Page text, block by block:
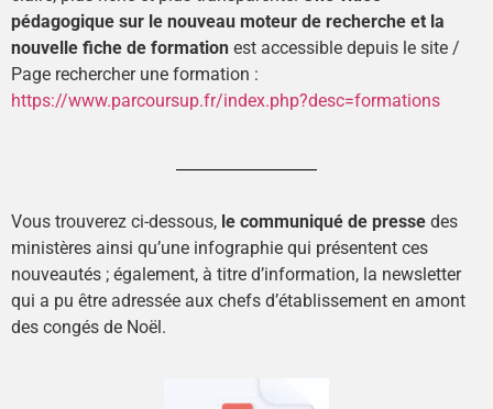
pédagogique sur le nouveau moteur de recherche et la
nouvelle fiche de formation est accessible depuis le site /
Page rechercher une formation :
https://www.parcoursup.fr/index.php?desc=formations
Vous trouverez ci-dessous, le communiqué de presse des
ministères ainsi qu’une infographie qui présentent ces
nouveautés ; également, à titre d’information, la newsletter
qui a pu être adressée aux chefs d’établissement en amont
des congés de Noël.